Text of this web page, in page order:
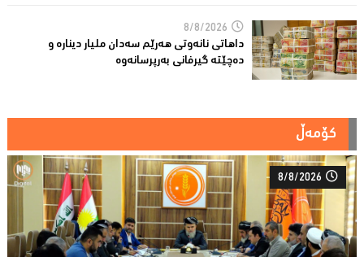
8/8/2026
داهاتی نانەوتی هەرێم سەدان ملیار دینارە و
دەچێتە گیرفانی بەرپرسانەوە
کۆمەڵ
8/8/2026